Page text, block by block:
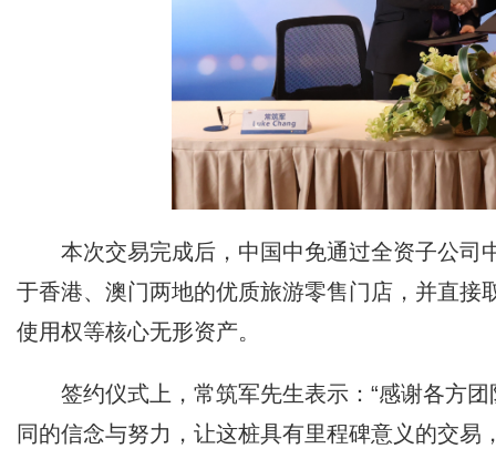
本次交易完成后，中国中免通过全资子公司
于香港、澳门两地的优质旅游零售门店，并直
使用权等核心无形资产。
签约仪式上，常筑军先生表示：“感谢各方
同的信念与努力，让这桩具有里程碑意义的交易